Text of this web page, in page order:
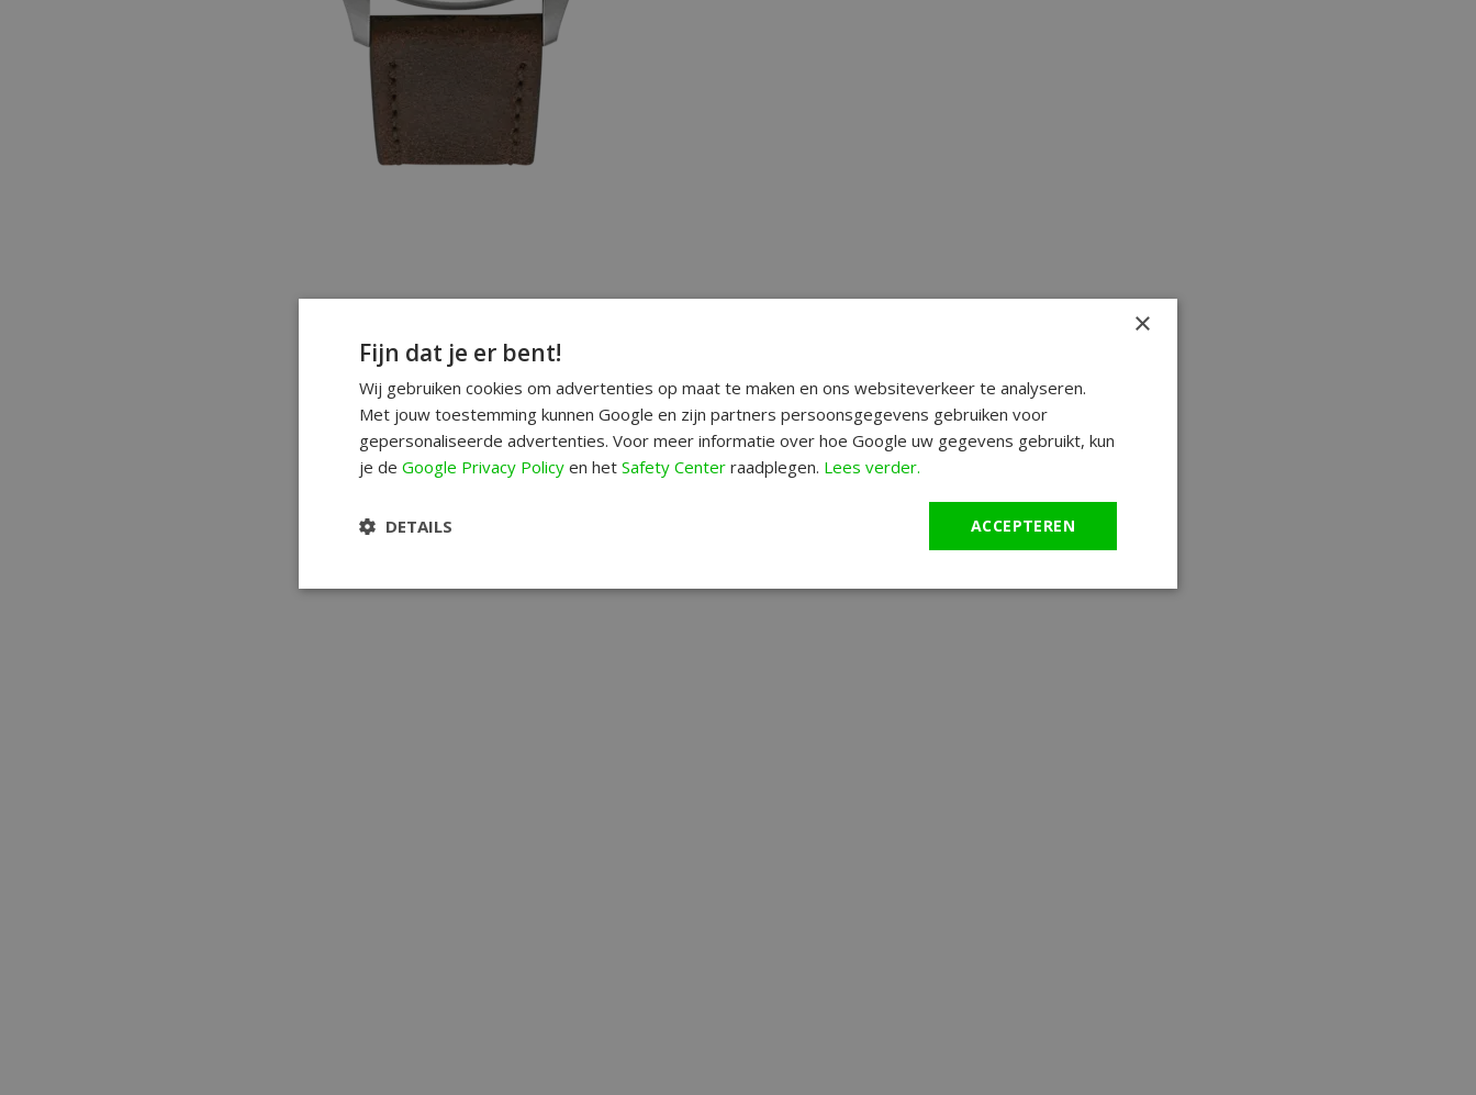
×
Fijn dat je er bent!
Wij gebruiken cookies om advertenties op maat te maken en ons websiteverkeer te analyseren.
Met jouw toestemming kunnen Google en zijn partners persoonsgegevens gebruiken voor
gepersonaliseerde advertenties. Voor meer informatie over hoe Google uw gegevens gebruikt, kun
je de Google Privacy Policy en het Safety Center raadplegen. Lees verder.
ACCEPTEREN
DETAILS